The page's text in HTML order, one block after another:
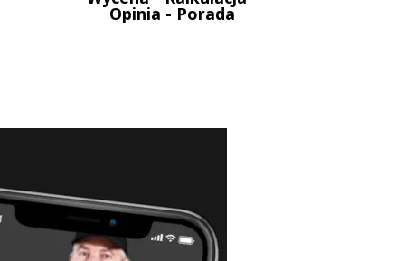
Opinia - Porada